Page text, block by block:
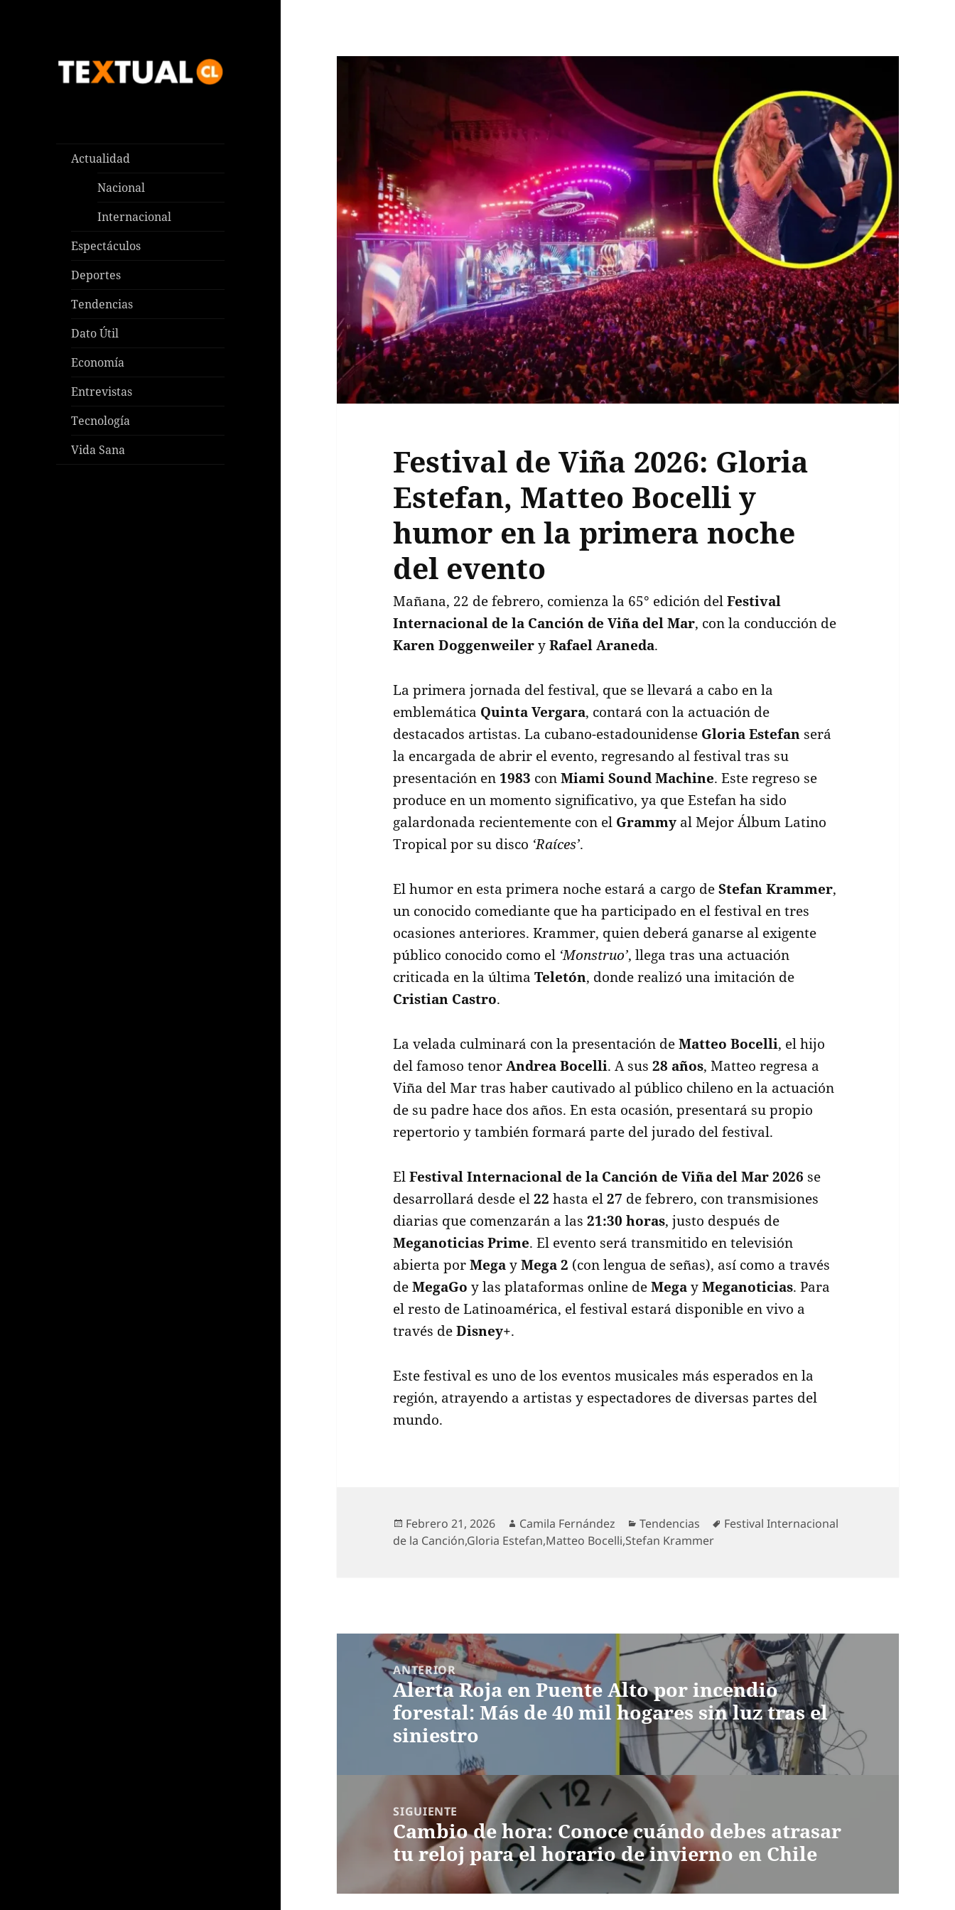
Actualidad
Nacional
Internacional
Espectáculos
Deportes
Tendencias
Dato Útil
Economía
Entrevistas
Tecnología
Vida Sana
Festival de Viña 2026: Gloria
Estefan, Matteo Bocelli y
humor en la primera noche
del evento
Mañana, 22 de febrero, comienza la 65° edición delFestival
Internacional de la Canción de Viña del Mar, con la conducción de
Karen DoggenweileryRafael Araneda.
La primera jornada del festival, que se llevará a cabo en la
emblemática Quinta Vergara, contará con la actuación de
destacados artistas. La cubano-estadounidense Gloria Estefan será
la encargada de abrir el evento, regresando al festival tras su
presentación en 1983 conMiami Sound Machine. Este regreso se
produce en un momento significativo, ya que Estefan ha sido
galardonada recientemente con el Grammy al Mejor Álbum Latino
Tropical por su disco ‘Raíces’.
El humor en esta primera noche estará a cargo deStefan Krammer,
un conocido comediante que ha participado en el festival en tres
ocasiones anteriores. Krammer, quien deberá ganarse al exigente
público conocido como el ‘Monstruo’, llega tras una actuación
criticada en la últimaTeletón, donde realizó una imitación de
Cristian Castro.
La velada culminará con la presentación deMatteo Bocelli, el hijo
del famoso tenorAndrea Bocelli. A sus28 años, Matteo regresa a
Viña del Mar tras haber cautivado al público chileno en la actuación
de su padre hace dos años. En esta ocasión, presentará su propio
repertorio y también formará parte del jurado del festival.
ElFestival Internacional de la Canción de Viña del Mar 2026 se
desarrollará desde el22 hasta el27 de febrero, con transmisiones
diarias que comenzarán a las21:30 horas, justo después de
Meganoticias Prime. El evento será transmitido en televisión
abierta porMegayMega 2 (con lengua de señas), así como a través
deMegaGo y las plataformas online deMegayMeganoticias. Para
el resto de Latinoamérica, el festival estará disponible en vivo a
través deDisney+.
Este festival es uno de los eventos musicales más esperados en la
región, atrayendo a artistas y espectadores de diversas partes del
mundo.
Publicado
el
Febrero 21, 2026 Autor
Camila Fernández Categorías
Tendencias Etiquetas
Festival Internacional
de la Canción,Gloria Estefan,Matteo Bocelli,Stefan Krammer
Navegación
entradas
ANTERIOR
Entrada
anterior:
Alerta Roja en Puente Alto por incendio
forestal: Más de 40 mil hogares sin luz tras el
siniestro
SIGUIENTE
Entrada
siguiente:
Cambio de hora: Conoce cuándo debes atrasar
tu reloj para el horario de invierno en Chile